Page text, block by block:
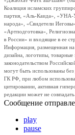
Коалиция исламских
партия, «Аль-Каида», «УНА-
народа», «Свидетели
«Артподготовка»,
в России» и входящие в ее
Информация, размещенная на
дизайна, логотипы,
законодательством
могут быть использованы
ГК РФ, при любом
цитировании, активная
редакции может не
Сообщение
play
pause